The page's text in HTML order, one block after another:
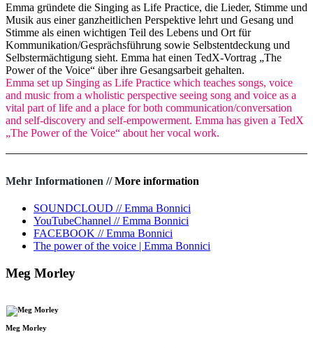
Emma gründete die Singing as Life Practice, die Lieder, Stimme und
Musik aus einer ganzheitlichen Perspektive lehrt und Gesang und
Stimme als einen wichtigen Teil des Lebens und Ort für
Kommunikation/Gesprächsführung sowie Selbstentdeckung und
Selbstermächtigung sieht. Emma hat einen TedX-Vortrag „The
Power of the Voice“ über ihre Gesangsarbeit gehalten.
Emma set up Singing as Life Practice which teaches songs, voice
and music from a wholistic perspective seeing song and voice as a
vital part of life and a place for both communication/conversation
and self-discovery and self-empowerment. Emma has given a TedX
„The Power of the Voice“ about her vocal work.
Mehr Informationen //More information
SOUNDCLOUD // Emma Bonnici
YouTubeChannel // Emma Bonnici
FACEBOOK // Emma Bonnici
The power of the voice | Emma Bonnici
Meg Morley
Meg Morley